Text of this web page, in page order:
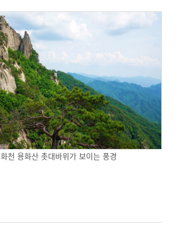
화천 용화산 촛대바위가 보이는 풍경